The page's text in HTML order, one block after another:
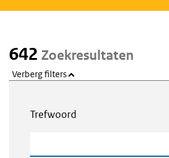
642 Zoekresultaten
Verberg filters
Trefwoord